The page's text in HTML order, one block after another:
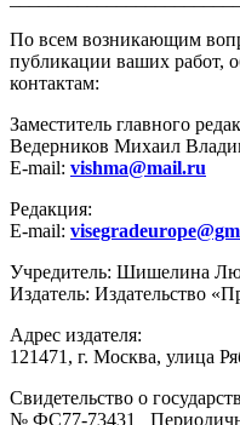
По всем возникающим
публикации ваших работ,
контактам:
Заместитель главного
Ведерников Михаил
E-mail: vishma@mail.ru
Редакция:
E-mail:
Учредитель: Шишелина
Издатель: Издательство
Адрес издателя:
121471, г. Москва, улица
Свидетельство о
№ ФС77-73431